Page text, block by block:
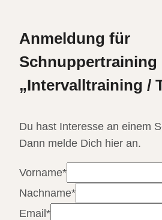
Anmeldung für
Schnuppertraining
„Intervalltraining /
Du hast Interesse an einem
Dann melde Dich hier an.
Vorname*
Nachname*
Email*